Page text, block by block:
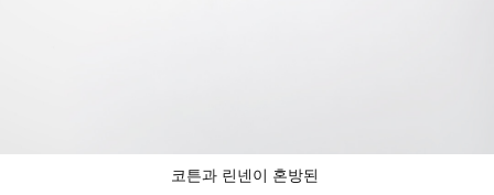
코튼과 린넨이 혼방된